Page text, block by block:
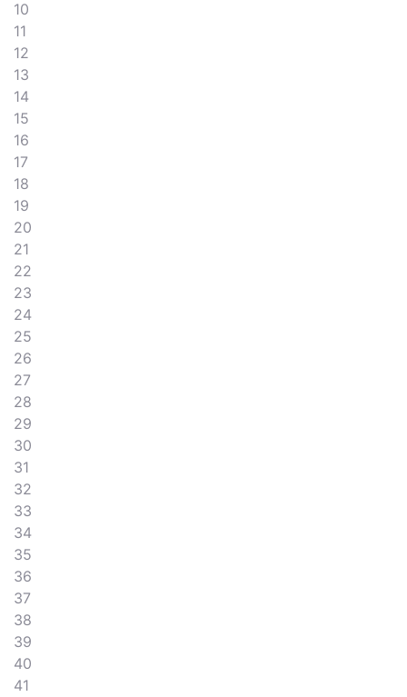
10
11
12
13
14
15
16
17
18
19
20
21
22
23
24
25
26
27
28
29
30
31
32
33
34
35
36
37
38
39
40
41